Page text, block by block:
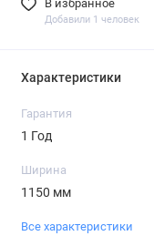
В избранное
Добавили 1 человек
Характеристики
Гарантия
1 Год
Ширина
1150 мм
Все характеристики